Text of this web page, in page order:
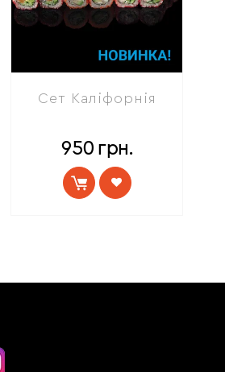
Сет Каліфорнія
950 грн.